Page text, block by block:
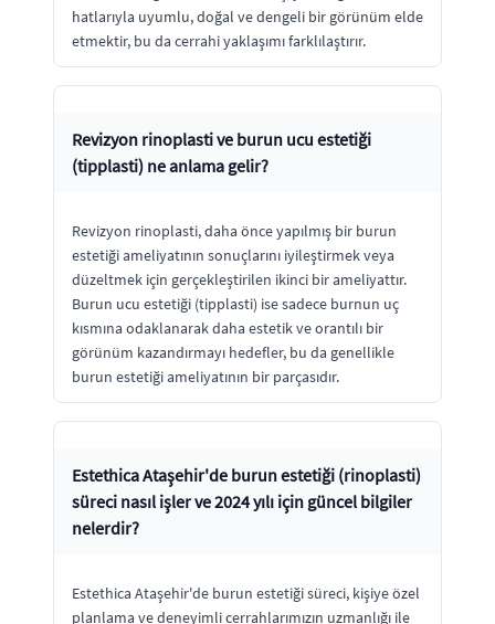
hatlarıyla uyumlu, doğal ve dengeli bir görünüm elde
etmektir, bu da cerrahi yaklaşımı farklılaştırır.
Revizyon rinoplasti ve burun ucu estetiği
(tipplasti) ne anlama gelir?
Revizyon rinoplasti, daha önce yapılmış bir burun
estetiği ameliyatının sonuçlarını iyileştirmek veya
düzeltmek için gerçekleştirilen ikinci bir ameliyattır.
Burun ucu estetiği (tipplasti) ise sadece burnun uç
kısmına odaklanarak daha estetik ve orantılı bir
görünüm kazandırmayı hedefler, bu da genellikle
burun estetiği ameliyatının bir parçasıdır.
Estethica Ataşehir'de burun estetiği (rinoplasti)
süreci nasıl işler ve 2024 yılı için güncel bilgiler
nelerdir?
Estethica Ataşehir'de burun estetiği süreci, kişiye özel
planlama ve deneyimli cerrahlarımızın uzmanlığı ile